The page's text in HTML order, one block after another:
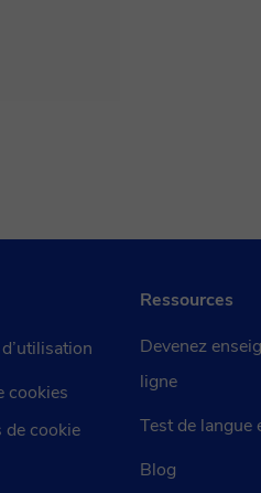
cookies
de cookie
Ressources
Devenez
ligne
Test de langue
Blog